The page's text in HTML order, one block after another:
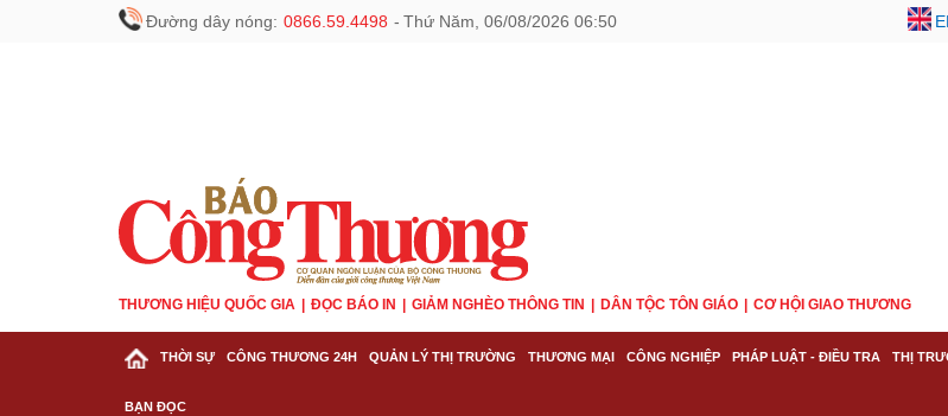
Đường dây nóng: 0866.59.4498 - Thứ Năm, 06/08/2026 06:50
THƯƠNG HIỆU QUỐC GIA ĐỌC BÁO IN GIẢM NGHÈO THÔNG TIN DÂN TỘC TÔN GIÁO CƠ HỘI GIAO THƯƠNG
THỜI SỰ CÔNG THƯƠNG 24H QUẢN LÝ THỊ TRƯỜNG THƯƠNG MẠI CÔNG NGHIỆP PHÁP LUẬT - ĐIỀU TRA THỊ
BẠN ĐỌC